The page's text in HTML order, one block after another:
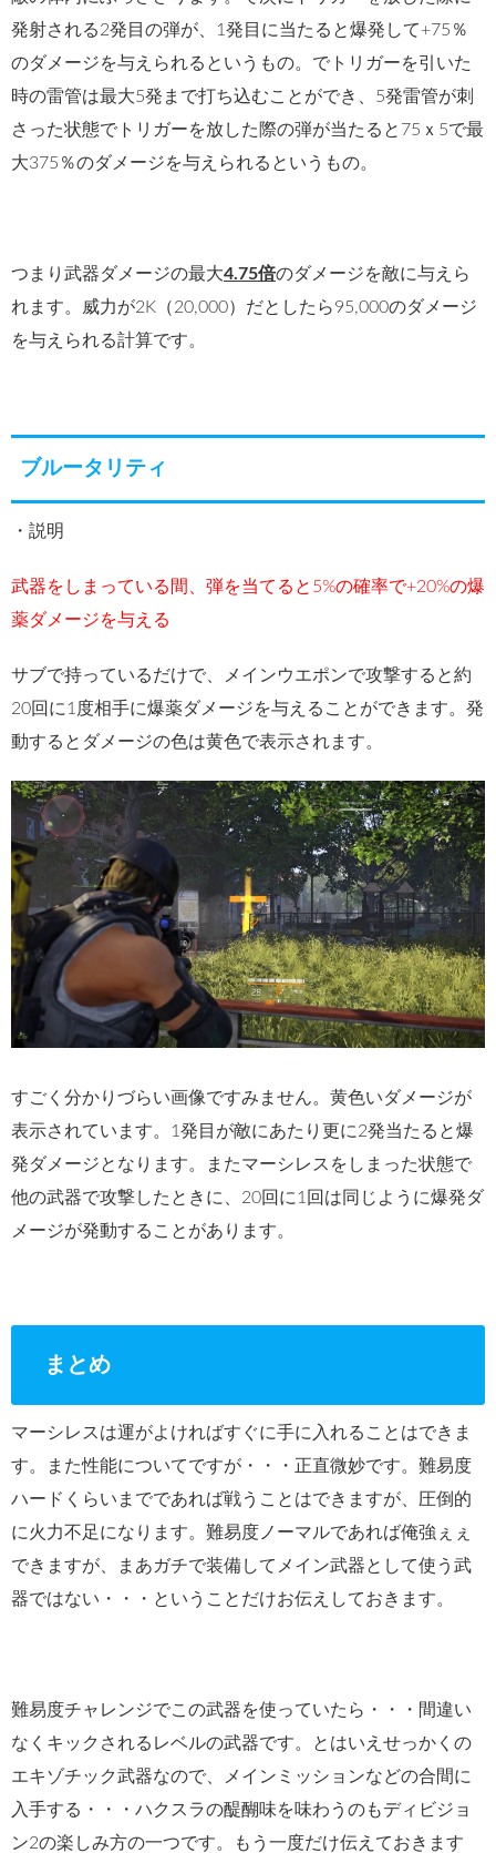
発射される2発目の弾が、1発目に当たると爆発して+75％
のダメージを与えられるというもの。でトリガーを引いた
時の雷管は最大5発まで打ち込むことができ、5発雷管が刺
さった状態でトリガーを放した際の弾が当たると75ｘ5で最
大375％のダメージを与えられるというもの。
つまり武器ダメージの最大4.75倍のダメージを敵に与えら
れます。威力が2K（20,000）だとしたら95,000のダメージ
を与えられる計算です。
ブルータリティ
・説明
武器をしまっている間、弾を当てると5%の確率で+20%の爆
薬ダメージを与える
サブで持っているだけで、メインウエポンで攻撃すると約
20回に1度相手に爆薬ダメージを与えることができます。発
動するとダメージの色は黄色で表示されます。
すごく分かりづらい画像ですみません。黄色いダメージが
表示されています。1発目が敵にあたり更に2発当たると爆
発ダメージとなります。またマーシレスをしまった状態で
他の武器で攻撃したときに、20回に1回は同じように爆発ダ
メージが発動することがあります。
まとめ
マーシレスは運がよければすぐに手に入れることはできま
す。また性能についてですが・・・正直微妙です。難易度
ハードくらいまでであれば戦うことはできますが、圧倒的
に火力不足になります。難易度ノーマルであれば俺強ぇぇ
できますが、まあガチで装備してメイン武器として使う武
器ではない・・・ということだけお伝えしておきます。
難易度チャレンジでこの武器を使っていたら・・・間違い
なくキックされるレベルの武器です。とはいえせっかくの
エキゾチック武器なので、メインミッションなどの合間に
入手する・・・ハクスラの醍醐味を味わうのもディビジョ
ン2の楽しみ方の一つです。もう一度だけ伝えておきます